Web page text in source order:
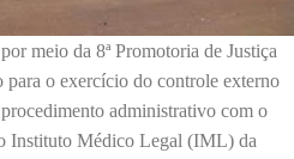
meio da 8ª Promotoria de Justiça
para o exercício do controle externo
administrativo com o
Instituto Médico Legal (IML) da